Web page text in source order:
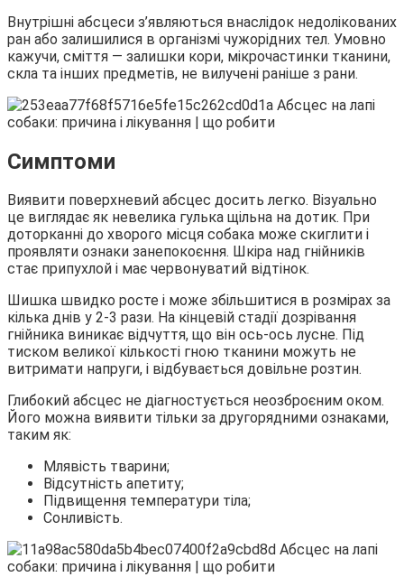
Внутрішні абсцеси з’являються внаслідок недолікованих
ран або залишилися в організмі чужорідних тел. Умовно
кажучи, сміття — залишки кори, мікрочастинки тканини,
скла та інших предметів, не вилучені раніше з рани.
Симптоми
Виявити поверхневий абсцес досить легко. Візуально
це виглядає як невелика гулька щільна на дотик. При
доторканні до хворого місця собака може скиглити і
проявляти ознаки занепокоєння. Шкіра над гнійників
стає припухлой і має червонуватий відтінок.
Шишка швидко росте і може збільшитися в розмірах за
кілька днів у 2-3 рази. На кінцевій стадії дозрівання
гнійника виникає відчуття, що він ось-ось лусне. Під
тиском великої кількості гною тканини можуть не
витримати напруги, і відбувається довільне розтин.
Глибокий абсцес не діагностується неозброєним оком.
Його можна виявити тільки за другорядними ознаками,
таким як:
Млявість тварини;
Відсутність апетиту;
Підвищення температури тіла;
Сонливість.